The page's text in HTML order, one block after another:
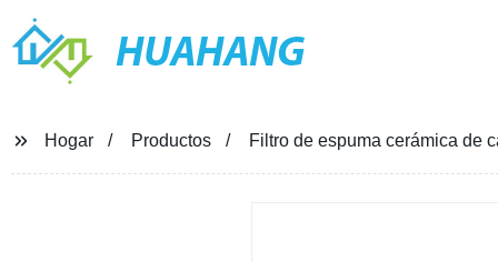
HUAHANG
Hogar Productos Filtro de espuma cerámica de